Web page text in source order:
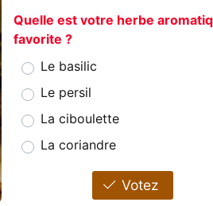
Quelle est votre herbe
favorite ?
Le basilic
Le persil
La ciboulette
La coriandre
Votez